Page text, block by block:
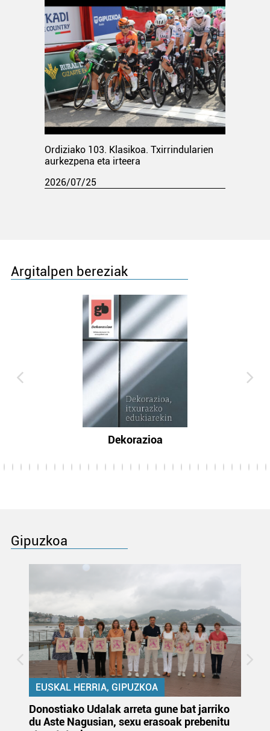
Ordiziako 103. Klasikoa. Txirrindularien
aurkezpena eta irteera
2026/07/25
Argitalpen bereziak
Dekorazioa
Gipuzkoa
EUSKAL HERRIA, GIPUZKOA
Donostiako Udalak arreta gune bat jarriko
du Aste Nagusian, sexu erasoak prebenitu